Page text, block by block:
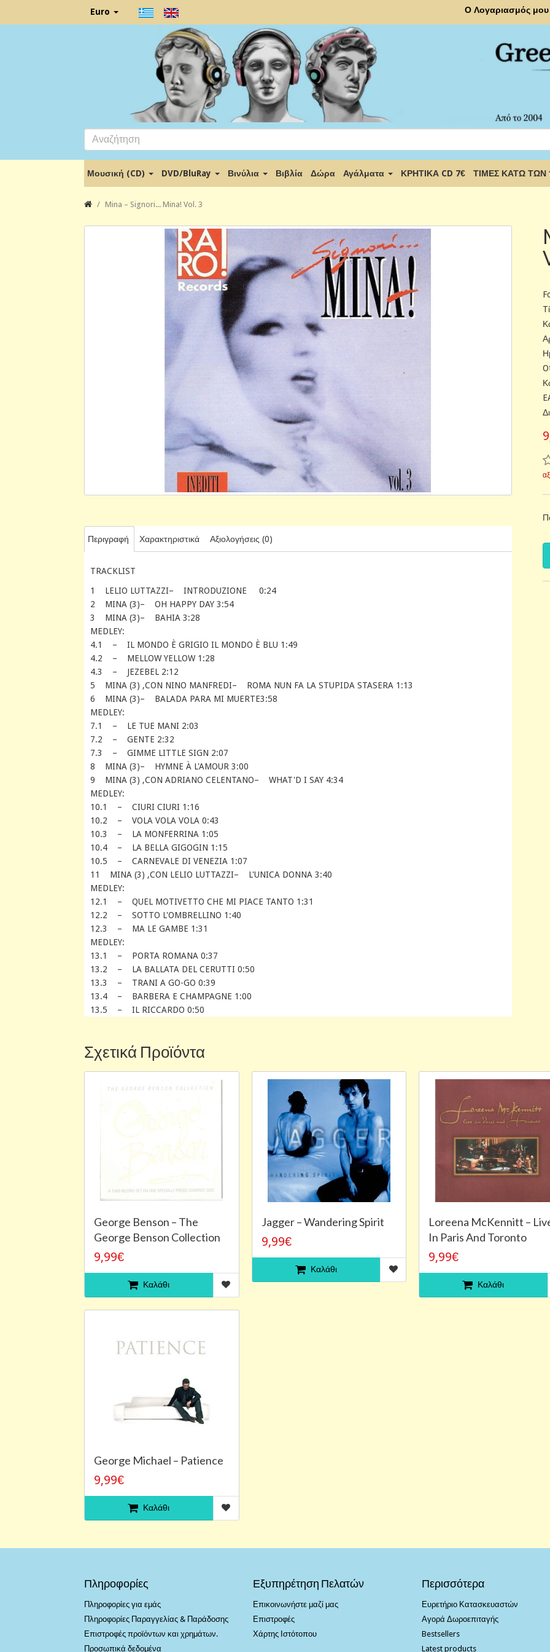
Euro Ο Λογαριασμός μου
Μουσική (CD) DVD/BluRay Βινύλια Βιβλία Δώρα Αγάλματα ΚΡΗΤΙΚΑ CD 7€ ΤΙΜΕΣ ΚΑΤΩ ΤΩΝ
Mina – Signori... Mina! Vol. 3
Περιγραφή Χαρακτηριστικά Αξιολογήσεις (0)
TRACKLIST
1 LELIO LUTTAZZI– INTRODUZIONE 0:24
2 MINA (3)– OH HAPPY DAY 3:54
3 MINA (3)– BAHIA 3:28
MEDLEY:
4.1 – IL MONDO È GRIGIO IL MONDO È BLU 1:49
4.2 – MELLOW YELLOW 1:28
4.3 – JEZEBEL 2:12
5 MINA (3) ,CON NINO MANFREDI– ROMA NUN FA LA STUPIDA STASERA 1:13
6 MINA (3)– BALADA PARA MI MUERTE3:58
MEDLEY:
7.1 – LE TUE MANI 2:03
7.2 – GENTE 2:32
7.3 – GIMME LITTLE SIGN 2:07
8 MINA (3)– HYMNE À L'AMOUR 3:00
9 MINA (3) ,CON ADRIANO CELENTANO– WHAT'D I SAY 4:34
MEDLEY:
10.1 – CIURI CIURI 1:16
10.2 – VOLA VOLA VOLA 0:43
10.3 – LA MONFERRINA 1:05
10.4 – LA BELLA GIGOGIN 1:15
10.5 – CARNEVALE DI VENEZIA 1:07
11 MINA (3) ,CON LELIO LUTTAZZI– L'UNICA DONNA 3:40
MEDLEY:
12.1 – QUEL MOTIVETTO CHE MI PIACE TANTO 1:31
12.2 – SOTTO L'OMBRELLINO 1:40
12.3 – MA LE GAMBE 1:31
MEDLEY:
13.1 – PORTA ROMANA 0:37
13.2 – LA BALLATA DEL CERUTTI 0:50
13.3 – TRANI A GO-GO 0:39
13.4 – BARBERA E CHAMPAGNE 1:00
13.5 – IL RICCARDO 0:50
Σχετικά Προϊόντα
George Benson – The
George Benson Collection
9,99€
Καλάθι
Jagger – Wandering Spirit
9,99€
Καλάθι
Loreena McKennitt –
In Paris And Toronto
9,99€
Καλάθι
George Michael – Patience
9,99€
Καλάθι
Πληροφορίες
Πληροφορίες για εμάς
Πληροφορίες Παραγγελίας & Παράδοσης
Επιστροφές προϊόντων και χρημάτων.
Προσωπικά δεδομένα
Εξυπηρέτηση Πελατών
Επικοινωνήστε μαζί μας
Επιστροφές
Χάρτης Ιστότοπου
Περισσότερα
Ευρετήριο Κατασκευαστών
Αγορά Δωροεπιταγής
Bestsellers
Latest products